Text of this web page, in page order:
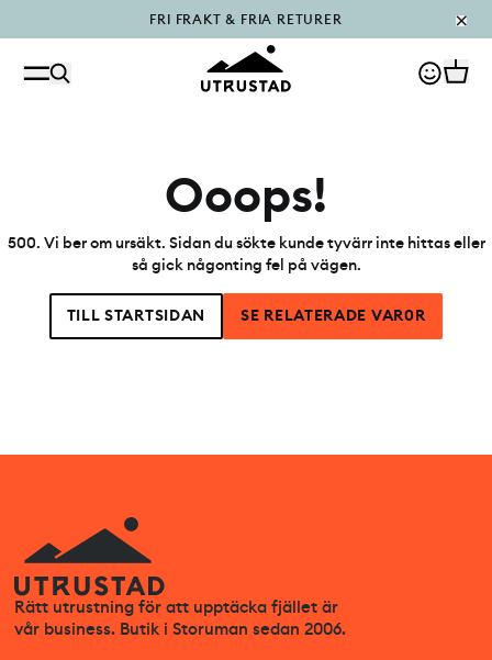
FRI FRAKT & FRIA RETURER
PÅFYLLT I OUTLET
Ooops!
500. Vi ber om ursäkt. Sidan du sökte kunde tyvärr inte hittas eller
så gick någonting fel på vägen.
TILL STARTSIDAN SE RELATERADE VAR0R
Rätt utrustning för att upptäcka fjället är
vår business. Butik i Storuman sedan 2006.